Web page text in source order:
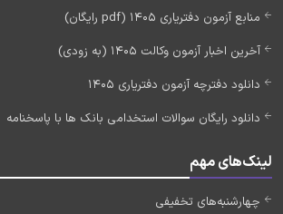
منابع آزمون دفتریاری 1405 (pdf رایگان)
آخرین اخبار آزمون وکالت 1405 (به زودی)
دانلود دفترچه آزمون دفتریاری 1405
دانلود رایگان سوالات استخدامی بانک ها با پاسخنامه
لینک‌های مهم
چهارشنبه‌های تخفیفی